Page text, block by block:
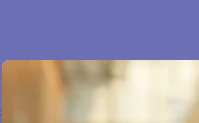
45X50 1000PCS” te beoordelen
Vereiste velden zijn gemarkeerd met